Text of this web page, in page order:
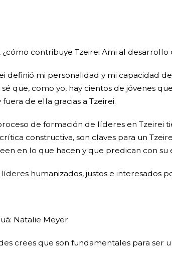
¿cómo contribuye Tzeirei Ami al
definió mi personalidad y mi capacidad
que, como yo, hay cientos de jóvenes
de ella gracias a Tzeirei.
de formación de líderes en Tzeirei
constructiva, son claves para un
en lo que hacen y que predican con su
humanizados, justos e interesados
Natalie Meyer
crees que son fundamentales para ser